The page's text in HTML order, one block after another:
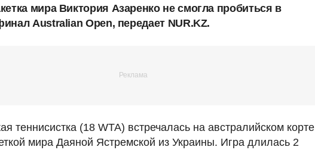
мира Виктория Азаренко не смогла пробиться в
Australian Open, передает NUR.KZ.
теннисистка (18 WTA) встречалась на австралийском корте
мира Даяной Ястремской из Украины. Игра длилась 2